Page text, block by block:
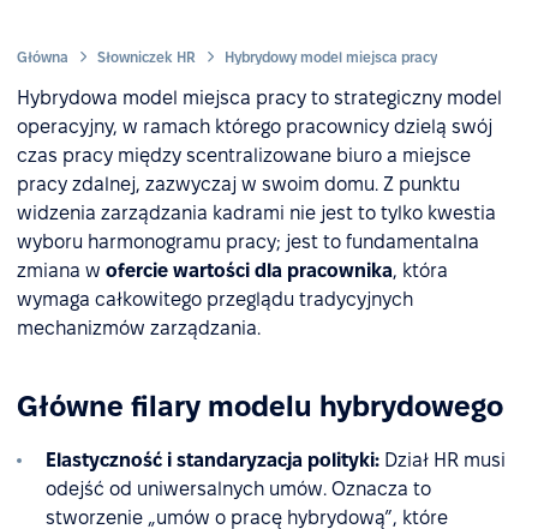
Główna Słowniczek HR Hybrydowy model miejsca pracy
Hybrydowa model miejsca pracy to strategiczny model
operacyjny, w ramach którego pracownicy dzielą swój
czas pracy między scentralizowane biuro a miejsce
pracy zdalnej, zazwyczaj w swoim domu. Z punktu
widzenia zarządzania kadrami nie jest to tylko kwestia
wyboru harmonogramu pracy; jest to fundamentalna
zmiana w ofercie wartości dla pracownika, która
wymaga całkowitego przeglądu tradycyjnych
mechanizmów zarządzania.
Główne filary modelu hybrydowego
Elastyczność i standaryzacja polityki: Dział HR musi
odejść od uniwersalnych umów. Oznacza to
stworzenie „umów o pracę hybrydową”, które